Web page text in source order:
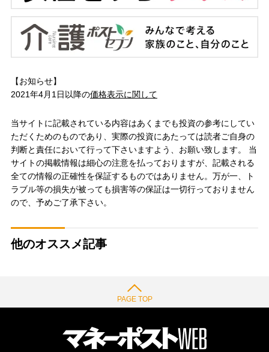
【お知らせ】
2021年4月1日以降の価格表示に関して
当サイトに記載されている内容はあくまでも投資の参考にしてい
ただくためのものであり、実際の投資にあたっては読者ご自身の
判断と責任において行って下さいますよう、お願い致します。 当
サイトの掲載情報は細心の注意を払っておりますが、記載される
全ての情報の正確性を保証するものではありません。万が一、ト
ラブル等の損失が被っても損害等の保証は一切行っておりません
ので、予めご了承下さい。
他のオススメ記事
PAGE TOP